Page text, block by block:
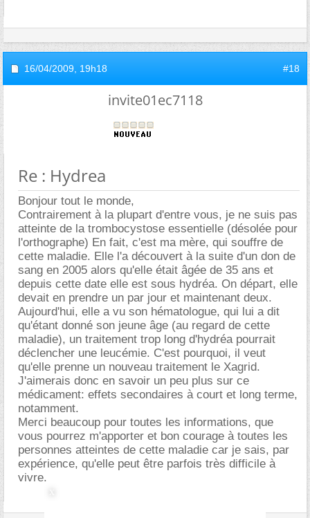
16/04/2009, 19h18 #18
invite01ec7118
Re : Hydrea
Bonjour tout le monde,
Contrairement à la plupart d'entre vous, je ne suis pas
atteinte de la trombocystose essentielle (désolée pour
l'orthographe) En fait, c'est ma mère, qui souffre de
cette maladie. Elle l'a découvert à la suite d'un don de
sang en 2005 alors qu'elle était âgée de 35 ans et
depuis cette date elle est sous hydréa. On départ, elle
devait en prendre un par jour et maintenant deux.
Aujourd'hui, elle a vu son hématologue, qui lui a dit
qu'étant donné son jeune âge (au regard de cette
maladie), un traitement trop long d'hydréa pourrait
déclencher une leucémie. C'est pourquoi, il veut
qu'elle prenne un nouveau traitement le Xagrid.
J'aimerais donc en savoir un peu plus sur ce
médicament: effets secondaires à court et long terme,
notamment.
Merci beaucoup pour toutes les informations, que
vous pourrez m'apporter et bon courage à toutes les
personnes atteintes de cette maladie car je sais, par
expérience, qu'elle peut être parfois très difficile à
vivre.